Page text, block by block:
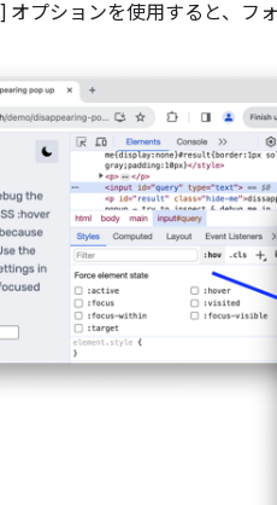
] オプションを使用すると、フ